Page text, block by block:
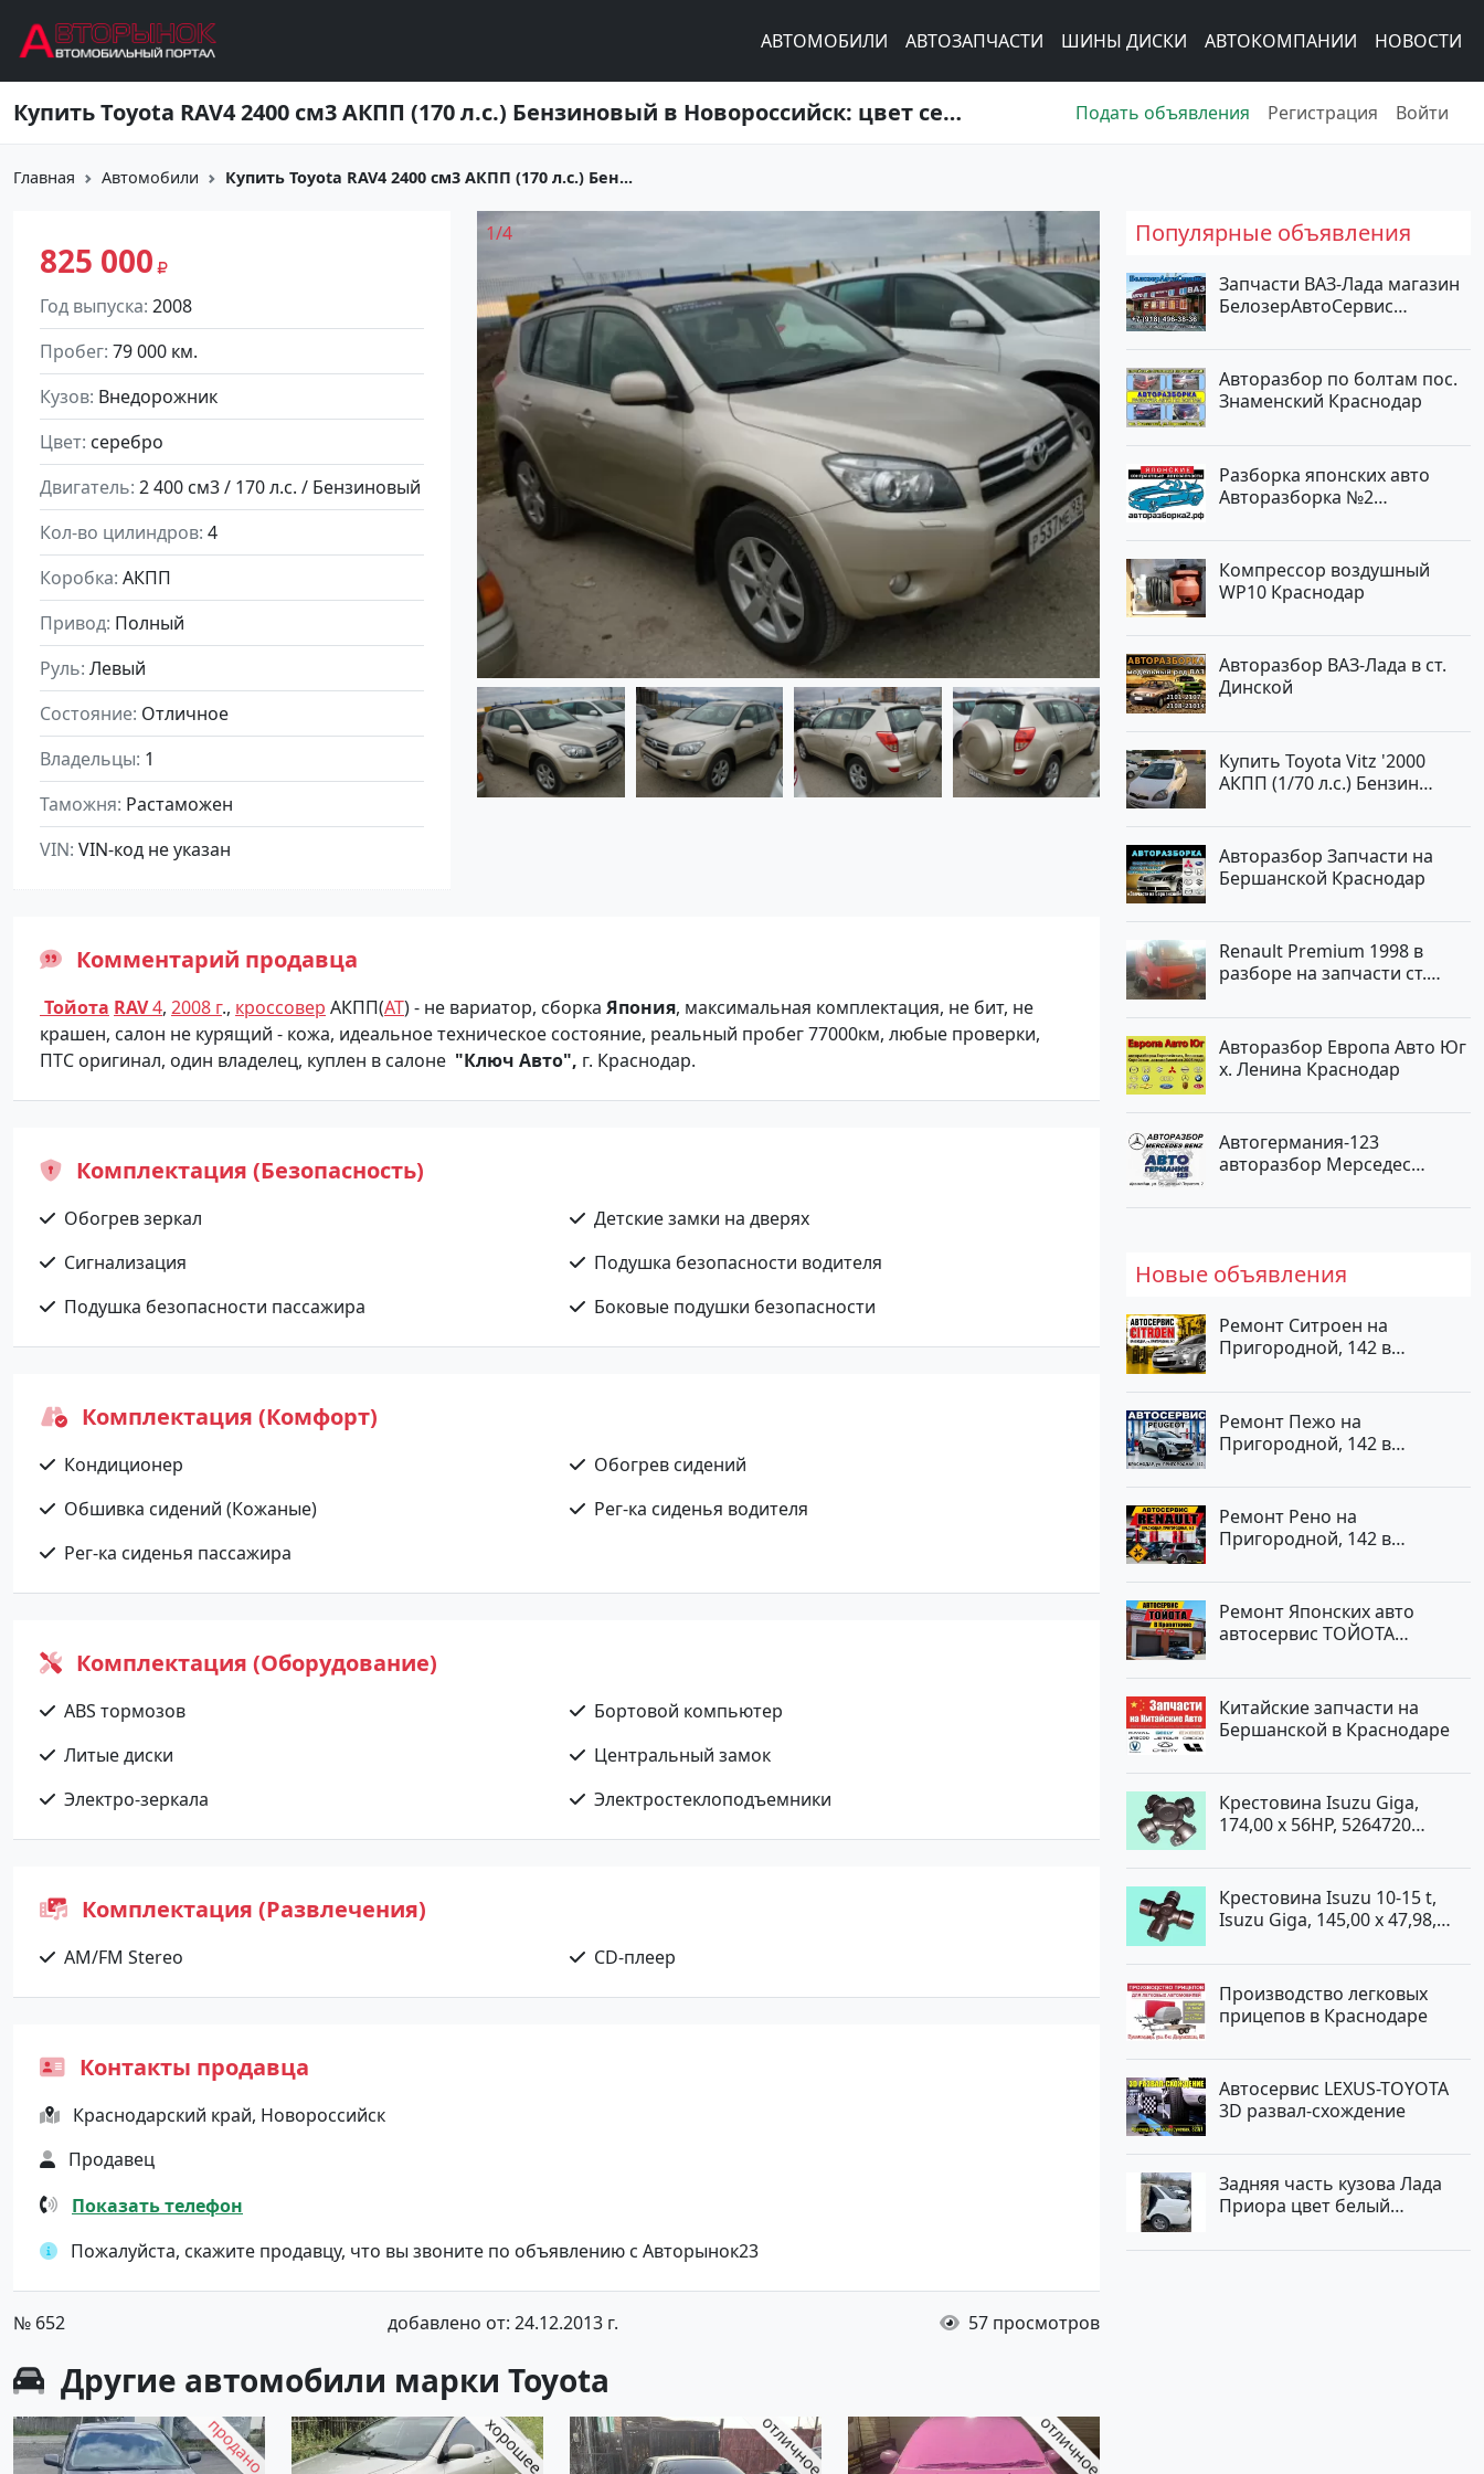
АВТОМОБИЛИ АВТОЗАПЧАСТИ ШИНЫ ДИСКИ АВТОКОМПАНИИ НОВОСТИ
Купить Toyota RAV4 2400 см3 АКПП (170 л.с.) Бензиновый в Новороссийск: цвет серебро Внедорожник 2008 года по цене 825000 рублей, объявление №652 на сайте Авторынок23 Подать объявления Регистрация Войти
Главная Автомобили Купить Toyota RAV4 2400 см3 АКПП (170 л.с.) Бен...
825 000
Год выпуска 2008
Пробег 79 000 км.
Кузов Внедорожник
Цвет серебро
Двигатель 2 400 см3 / 170 л.с. / Бензиновый
Кол-во цилиндров 4
Коробка АКПП
Привод Полный
Руль Левый
Состояние Отличное
Владельцы 1
Таможня Растаможен
VIN VIN-код не указан
1/4
Комментарий продавца
Тойота RAV4, 2008 г., кроссовер АКПП(АТ) - не вариатор, сборка Япония, максимальная комплектация, не бит, не
крашен, салон не курящий - кожа, идеальное техническое состояние, реальный пробег 77000км, любые проверки,
ПТС оригинал, один владелец, куплен в салоне "Ключ Авто", г. Краснодар.
Комплектация (Безопасность)
Обогрев зеркал
Детские замки на дверях
Сигнализация
Подушка безопасности водителя
Подушка безопасности пассажира
Боковые подушки безопасности
Комплектация (Комфорт)
Кондиционер
Обогрев сидений
Обшивка сидений (Кожаные)
Рег-ка сиденья водителя
Рег-ка сиденья пассажира
Комплектация (Оборудование)
ABS тормозов
Бортовой компьютер
Литые диски
Центральный замок
Электро-зеркала
Электростеклоподъемники
Комплектация (Развлечения)
AM/FM Stereo CD-плеер
Контакты продавца
Краснодарский край, Новороссийск
Продавец
Показать телефон
Пожалуйста, скажите продавцу, что вы звоните по объявлению с Авторынок23
№ 652 добавлено от: 24.12.2013 г. 57 просмотров
Другие автомобили марки Toyota
Популярные объявления
Запчасти ВАЗ-Лада магазин
БелозерАвтоСервис
Авторазбор по болтам пос.
Знаменский Краснодар
Разборка японских авто
Авторазборка №2
Компрессор воздушный
WP10 Краснодар
Авторазбор ВАЗ-Лада в ст.
Динской
Купить Toyota Vitz '2000
АКПП (1/70 л.с.) Бензин
Белый Хетчбэк по цене
194000 рублей, объявление
№15521 на сайте
Авторынок23
Авторазбор Запчасти на
Бершанской Краснодар
Renault Premium 1998 в
разборе на запчасти ст.
Авторазбор Европа Авто Юг
х. Ленина Краснодар
Автогермания-123
авторазбор Мерседес
Новые объявления
Ремонт Ситроен на
Пригородной, 142 в
Ремонт Пежо на
Пригородной, 142 в
Ремонт Рено на
Пригородной, 142 в
Ремонт Японских авто
автосервис ТОЙОТА
Китайские запчасти на
Бершанской в Краснодаре
Крестовина Isuzu Giga,
174,00 x 56HP, 5264720
Крестовина Isuzu 10-15 t,
Isuzu Giga, 145,00 x 47,98,
Производство легковых
прицепов в Краснодаре
Автосервис LEXUS-TOYOTA
3D развал-схождение
Задняя часть кузова Лада
Приора цвет белый